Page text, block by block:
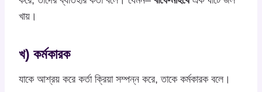
খায়।
খ) কর্মকারক
যাকে আশ্রয় করে কর্তা ক্রিয়া সম্পন্ন করে, তাকে কর্মকারক বলে।